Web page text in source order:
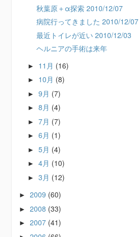
秋葉原＋α探索 2010/12/07
病院行ってきました 2010/12/07
最近トイレが近い 2010/12/03
ヘルニアの手術は来年
► 11月 (16)
► 10月 (8)
►9月 (7)
►8月 (4)
►7月 (7)
►6月 (1)
►5月 (4)
►4月 (10)
►3月 (12)
►2009 (60)
►2008 (33)
►2007 (41)